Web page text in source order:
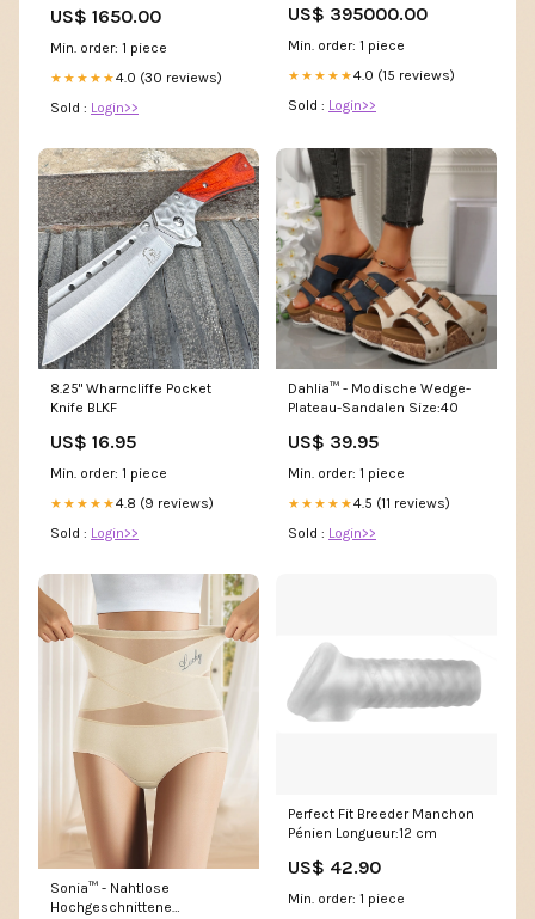
US$ 1650.00
Min. order: 1 piece
★★★★★4.0 (30 reviews)
Sold : Login>>
US$ 395000.00
Min. order: 1 piece
★★★★★4.0 (15 reviews)
Sold : Login>>
8.25" Wharncliffe Pocket
Knife BLKF
US$ 16.95
Min. order: 1 piece
★★★★★4.8 (9 reviews)
Sold : Login>>
Dahlia™ - Modische Wedge-
Plateau-Sandalen Size:40
US$ 39.95
Min. order: 1 piece
★★★★★4.5 (11 reviews)
Sold : Login>>
Sonia™ - Nahtlose
Hochgeschnittene
Perfect Fit Breeder Manchon
Pénien Longueur:12 cm
US$ 42.90
Min. order: 1 piece